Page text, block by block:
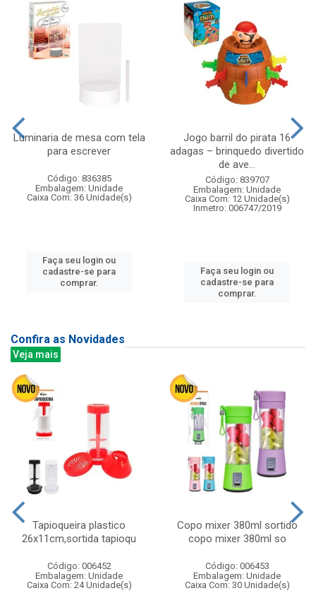
Luminaria de mesa com tela
para escrever
Código: 836385
Embalagem: Unidade
Caixa Com: 36 Unidade(s)
Faça seu login ou
cadastre-se para
comprar.
Jogo barril do pirata 16
adagas – brinquedo divertido
de ave...
Código: 839707
Embalagem: Unidade
Caixa Com: 12 Unidade(s)
Inmetro: 006747/2019
Faça seu login ou
cadastre-se para
comprar.
Confira as Novidades
Veja mais
Tapioqueira plastico
26x11cm,sortida tapioqu
Código: 006452
Embalagem: Unidade
Caixa Com: 24 Unidade(s)
Copo mixer 380ml sortido
copo mixer 380ml so
Código: 006453
Embalagem: Unidade
Caixa Com: 30 Unidade(s)